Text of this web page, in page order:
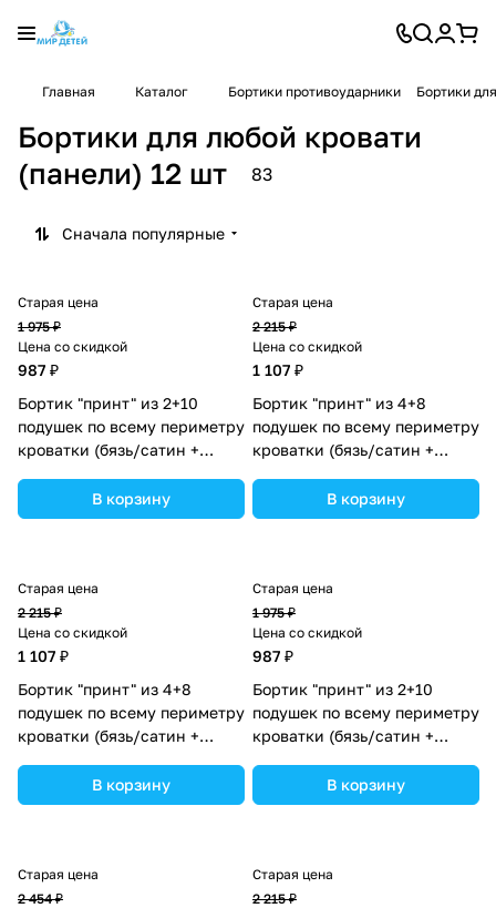
Главная Каталог Бортики противоударники Бортики
Бортики для любой кровати
(панели) 12 шт
83
Сначала популярные
Старая цена
1 975 ₽
Цена со скидкой
987 ₽
Бортик "принт" из 2+10
подушек по всему периметру
кроватки (бязь/сатин +
цвета в ассортименте.
В корзину
Старая цена
2 215 ₽
Цена со скидкой
1 107 ₽
Бортик "принт" из 4+8
подушек по всему периметру
кроватки (бязь/сатин +
цвета в ассортименте.
В корзину
Старая цена
2 215 ₽
Цена со скидкой
1 107 ₽
Бортик "принт" из 4+8
подушек по всему периметру
кроватки (бязь/сатин +
цвета в ассортименте.
В корзину
Старая цена
1 975 ₽
Цена со скидкой
987 ₽
Бортик "принт" из 2+10
подушек по всему периметру
кроватки (бязь/сатин +
цвета в ассортименте.
В корзину
Старая цена
2 454 ₽
Старая цена
2 215 ₽